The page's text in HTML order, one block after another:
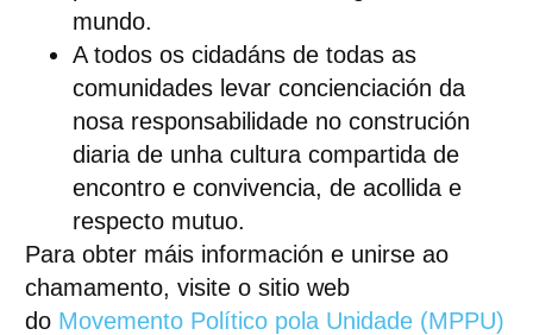
mundo.
A todos os cidadáns de todas as
comunidadeslevar concienciación da
nosa responsabilidade no construción
diaria de unha cultura compartida de
encontro e convivencia, de acollida e
respecto mutuo.
Para obter máis información e unirse ao
chamamento, visite o sitio web
do Movemento Político pola Unidade (MPPU)